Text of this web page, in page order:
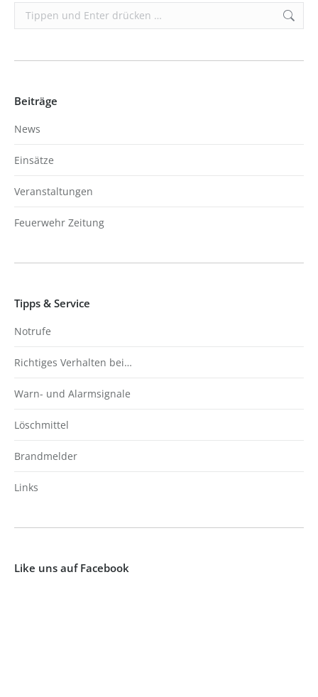
Search:
Beiträge
News
Einsätze
Veranstaltungen
Feuerwehr Zeitung
Tipps & Service
Notrufe
Richtiges Verhalten bei…
Warn- und Alarmsignale
Löschmittel
Brandmelder
Links
Like uns auf Facebook